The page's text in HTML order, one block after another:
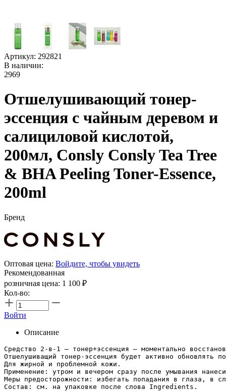
Артикул: 292821
В наличии:
2969
Отшелушивающий тонер-
эссенция с чайным деревом и
салициловой кислотой,
200мл, Consly Consly Tea Tree
& BHA Peeling Toner-Essence,
200ml
Бренд
Оптовая цена: Войдите, чтобы увидеть
Рекомендованная
розничная цена: 1 100 ₽
Кол-во:
Войти
Описание
Средство 2-в-1 – тонер+эссенция – моментально
Отшелушиващий тонер-эссенция будет активно обновлять
Для жирной и проблемной кожи.
Применение: утром и вечером сразу после умывания
Меры предосторожности: избегать попадания в глаза, в
Состав: см. на упаковке после слова Ingredients.